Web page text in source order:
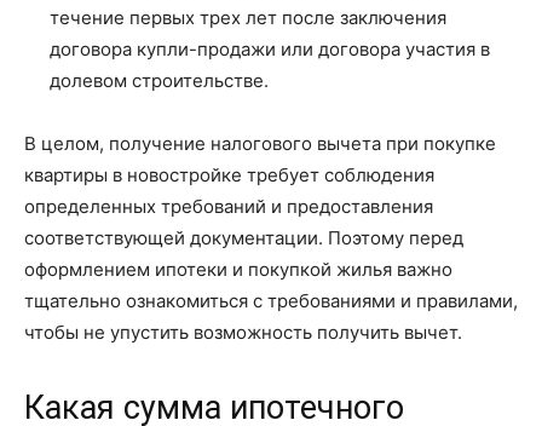
течение первых трех лет после заключения
договора купли-продажи или договора участия в
долевом строительстве.
В целом, получение налогового вычета при покупке
квартиры в новостройке требует соблюдения
определенных требований и предоставления
соответствующей документации. Поэтому перед
оформлением ипотеки и покупкой жилья важно
тщательно ознакомиться с требованиями и правилами,
чтобы не упустить возможность получить вычет.
Какая сумма ипотечного